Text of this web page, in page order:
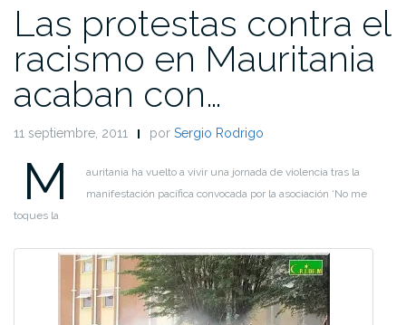
Las protestas contra el
racismo en Mauritania
acaban con…
11 septiembre, 2011 por Sergio Rodrigo
M
auritania ha vuelto a vivir una jornada de violencia tras la
manifestación pacífica convocada por la asociación ‘No me
toques la